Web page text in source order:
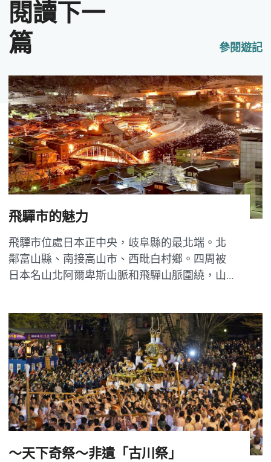
閱讀下一
篇
參閱遊記
飛驒市的魅力
飛驒市位處日本正中央，岐阜縣的最北端。北
鄰富山縣、南接高山市、西毗白村鄉。四周被
日本名山北阿爾卑斯山脈和飛驒山脈圍繞，山
日本深度游的最佳選擇。 濃濃懷舊風情的古鎮
老街和美麗鄉村原風景的「岐阜縣飛驒市」 市
章・市花...
～天下奇祭～非遺「古川祭」